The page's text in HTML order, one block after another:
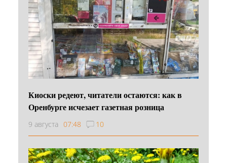
Киоски редеют, читатели остаются: как в
Оренбурге исчезает газетная розница
9 августа 07:48 10